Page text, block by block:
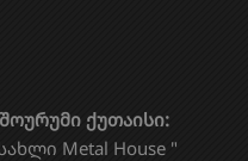
ქუთაისი:
Metal House "